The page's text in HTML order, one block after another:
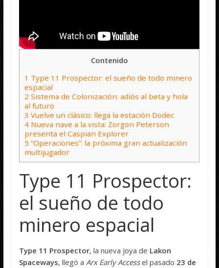
Contenido
1 Type 11 Prospector: el sueño de todo minero
espacial
2 Sistema de Colonización: adiós al beta y hola
al futuro
3 Vuelve un clásico: llega la estación Dodec
4 Nueva nave a la vista: Zorgon Peterson
presenta el Caspian Explorer
5 “Operaciones”: la próxima gran actualización
multijugador
Type 11 Prospector:
el sueño de todo
minero espacial
Type 11 Prospector, la nueva joya de Lakon
Spaceways, llegó a Arx Early Accessel pasado 23 de